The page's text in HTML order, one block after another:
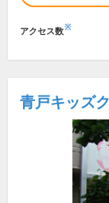
アクセス数※
青戸キッズ